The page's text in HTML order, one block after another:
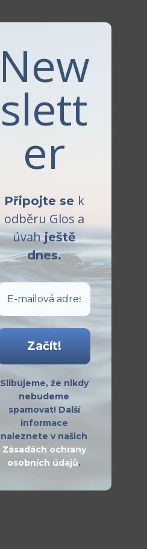
New
slett
er
Připojte se k
odběru Glos a
úvahještě
dnes.
Slibujeme, že nikdy
nebudeme
spamovat! Další
informace
naleznete v našich
Zásadách ochrany
osobních údajů.